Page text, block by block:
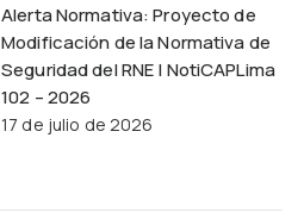
Alerta Normativa: Proyecto de
Modificación de la Normativa de
Seguridad del RNE | NotiCAPLima
102 – 2026
17 de julio de 2026